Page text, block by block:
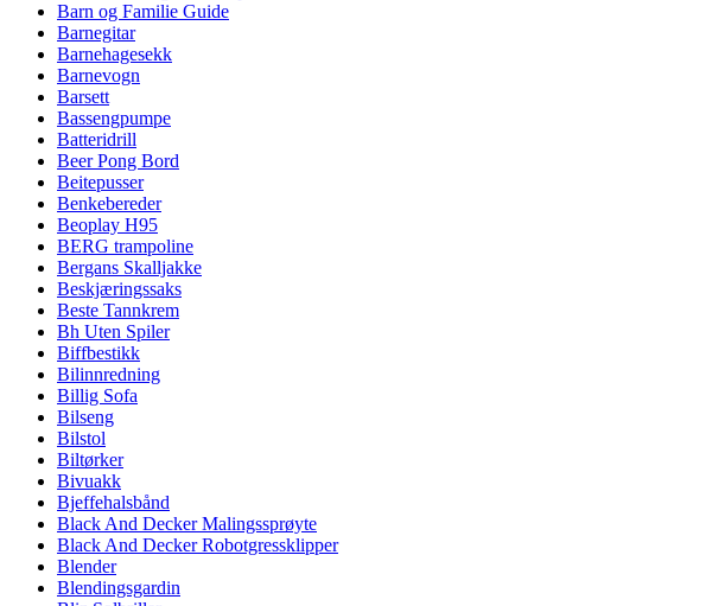
Barn og Familie Guide
Barnegitar
Barnehagesekk
Barnevogn
Barsett
Bassengpumpe
Batteridrill
Beer Pong Bord
Beitepusser
Benkebereder
Beoplay H95
BERG trampoline
Bergans Skalljakke
Beskjæringssaks
Beste Tannkrem
Bh Uten Spiler
Biffbestikk
Bilinnredning
Billig Sofa
Bilseng
Bilstol
Biltørker
Bivuakk
Bjeffehalsbånd
Black And Decker Malingssprøyte
Black And Decker Robotgressklipper
Blender
Blendingsgardin